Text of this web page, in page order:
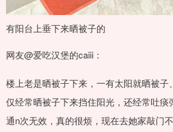
有阳台上垂下来晒被子的
网友@爱吃汉堡的caiii：
楼上老是晒被子下来，一有太阳就晒被子
仅经常晒被子下来挡住阳光，还经常吐痰
通n次无效，真的很烦，现在去她家敲门